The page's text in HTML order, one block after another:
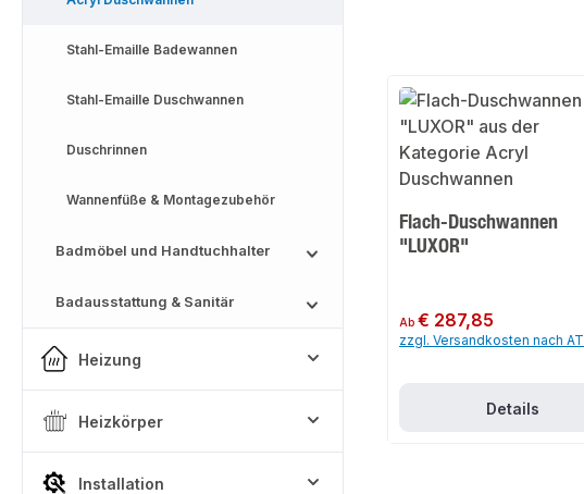
Stahl-Emaille Badewannen
Stahl-Emaille Duschwannen
Duschrinnen
Wannenfüße & Montagezubehör
Badmöbel und Handtuchhalter
Badausstattung & Sanitär
Heizung
Heizkörper
Installation
Flach-Duschwannen
"LUXOR"
Regulärer Preis:
Ab€ 287,85
zzgl. Versandkosten nach AT
Details